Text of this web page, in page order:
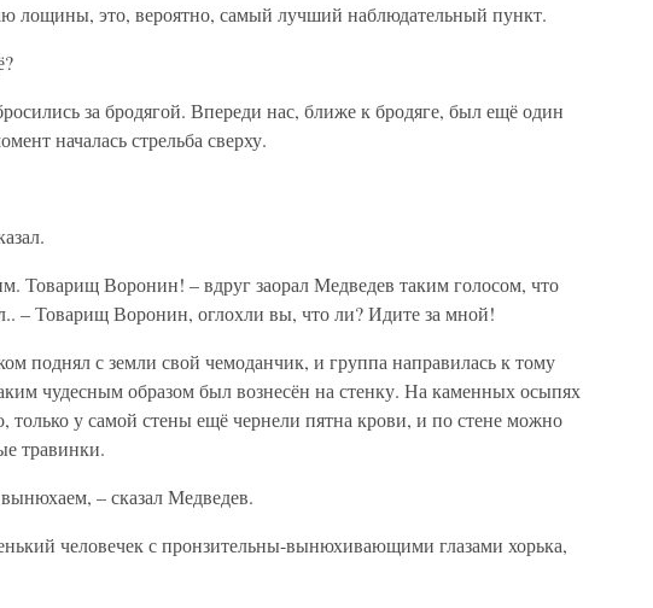
лощины, это, вероятно, самый лучший наблюдательный пункт.
за бродягой. Впереди нас, ближе к бродяге, был ещё один
началась стрельба сверху.
Товарищ Воронин! – вдруг заорал Медведев таким голосом, что
– Товарищ Воронин, оглохли вы, что ли? Идите за мной!
поднял с земли свой чемоданчик, и группа направилась к тому
чудесным образом был вознесён на стенку. На каменных осыпях
только у самой стены ещё чернели пятна крови, и по стене можно
травинки.
– сказал Медведев.
человечек с пронзительны-вынюхивающими глазами хорька,